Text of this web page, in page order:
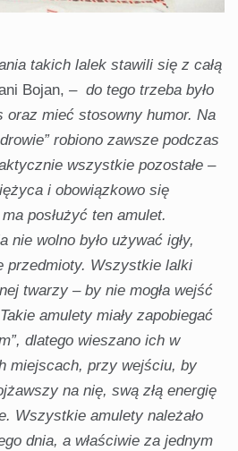
takich lalek stawili się z całą
Bojan, – do tego trzeba było
oraz mieć stosowny humor. Na
robiono zawsze podczas
wszystkie pozostałe –
i obowiązkowo się
posłużyć ten amulet.
nie wolno było używać igły,
przedmioty. Wszystkie lalki
twarzy – by nie mogła wejść
amulety miały zapobiegać
dlatego wieszano ich w
miejscach, przy wejściu, by
na nię, swą złą energię
Wszystkie amulety należało
dnia, a właściwie za jednym